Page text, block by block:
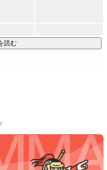
して行っています。
の運営、プロデュースに携
ルまで幅広く運営してきま
読む